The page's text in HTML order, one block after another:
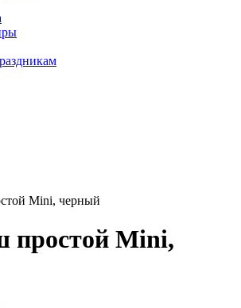
Mini, черный
простой Mini,